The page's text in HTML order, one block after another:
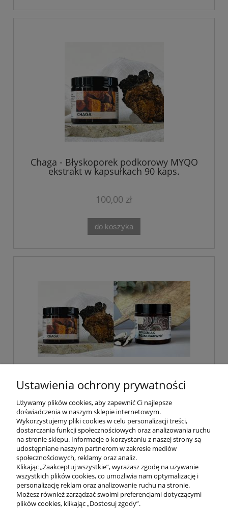
Chaga - Błyskoporek podkorowy MYQO
ekstrakt w kapsułkach 90 kaps.
100,00 zł
do koszyka
Chaga - Błyskoporek podkorowy MYQO
2 x 90 kaps.
190,00 zł
do koszyka
POMOC
Ustawienia ochrony prywatności
Używamy plików cookies, aby zapewnić Ci najlepsze
doświadczenia w naszym sklepie internetowym.
Wykorzystujemy pliki cookies w celu personalizacji treści,
dostarczania funkcji społecznościowych oraz analizowania ruchu
na stronie sklepu. Informacje o korzystaniu z naszej strony są
udostępniane naszym partnerom w zakresie mediów
społecznościowych, reklamy oraz analiz.
Klikając „Zaakceptuj wszystkie”, wyrażasz zgodę na używanie
wszystkich plików cookies, co umożliwia nam optymalizację i
personalizację reklam oraz analizowanie ruchu na stronie.
Możesz również zarządzać swoimi preferencjami dotyczącymi
plików cookies, klikając „Dostosuj zgody”.